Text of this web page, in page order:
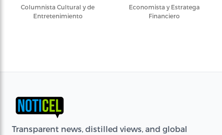
Columnista Cultural y de
Entretenimiento
Economista y Estratega
Financiero
Transparent news, distilled views, and global